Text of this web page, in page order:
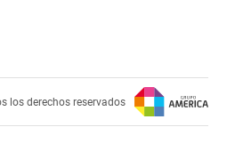
los derechos reservados